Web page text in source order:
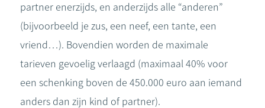
partner enerzijds, en anderzijds alle “anderen”
(bijvoorbeeld je zus, een neef, een tante, een
vriend…). Bovendien worden de maximale
tarieven gevoelig verlaagd (maximaal 40% voor
een schenking boven de 450.000 euro aan iemand
anders dan zijn kind of partner).